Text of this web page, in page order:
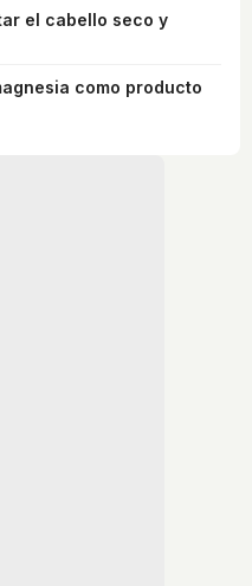
el cabello seco y
como producto